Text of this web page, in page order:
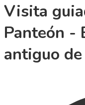
Visita
Panteón -
antiguo